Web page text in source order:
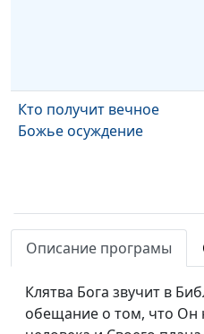
Кто получит вечное
Божье осуждение
Как получить оправдание
на Божьем суде
Описание програмы
Клятва Бога звучит в
обещание о том, что Он